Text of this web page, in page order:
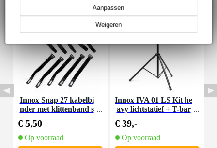
Weigeren
Aanpassen
Innox Snap 27 kabelbi
nder met klittenband s
€ 5,50
Op voorraad
Innox IVA 01 LS Kit he
avy lichtstatief + T-bar
€ 39,-
Op voorraad